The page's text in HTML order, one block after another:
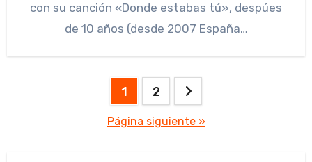
con su canción «Donde estabas tú», despúes
de 10 años (desde 2007 España…
Paginación1 2
Página siguiente »